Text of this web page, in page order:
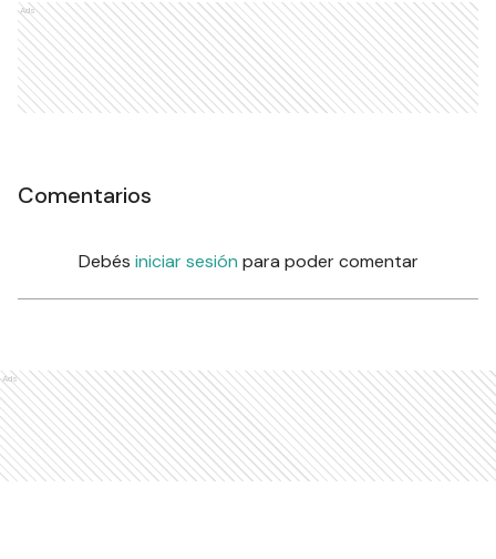
Ads
Comentarios
Debés iniciar sesión para poder comentar
Ads